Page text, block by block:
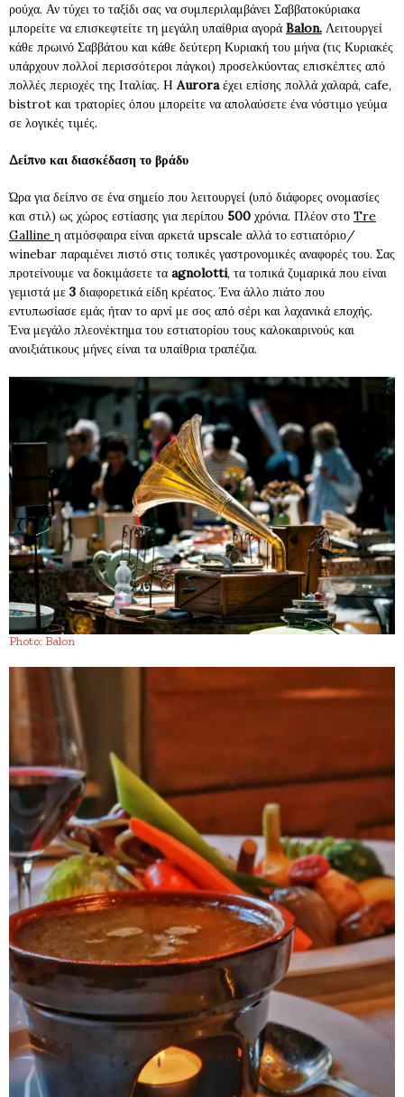
ρούχα. Αν τύχει το ταξίδι σας να συμπεριλαμβάνει Σαββατοκύριακα
μπορείτε να επισκεφτείτε τη μεγάλη υπαίθρια αγορά Balon. Λειτουργεί
κάθε πρωινό Σαββάτου και κάθε δεύτερη Κυριακή του μήνα (τις Κυριακές
υπάρχουν πολλοί περισσότεροι πάγκοι) προσελκύοντας επισκέπτες από
πολλές περιοχές της Ιταλίας. H Auroraέχει επίσης πολλά χαλαρά, cafe,
bistrot και τρατορίες όπου μπορείτε να απολαύσετε ένα νόστιμο γεύμα
σε λογικές τιμές.
Δείπνο και διασκέδαση το βράδυ
Ώρα για δείπνο σε ένα σημείο που λειτουργεί (υπό διάφορες ονομασίες
και στιλ) ως χώρος εστίασης για περίπου 500 χρόνια. Πλέον στο Tre
Galline η ατμόσφαιρα είναι αρκετά upscale αλλά το εστιατόριο/
winebar παραμένει πιστό στις τοπικές γαστρονομικές αναφορές του. Σας
προτείνουμε να δοκιμάσετε τα agnolotti, τα τοπικά ζυμαρικά που είναι
γεμιστά με 3 διαφορετικά είδη κρέατος. Ένα άλλο πιάτο που
εντυπωσίασε εμάς ήταν το αρνί με σος από σέρι και λαχανικά εποχής.
Ένα μεγάλο πλεονέκτημα του εστιατορίου τους καλοκαιρινούς και
ανοιξιάτικους μήνες είναι τα υπαίθρια τραπέζια.
Photo: Balon